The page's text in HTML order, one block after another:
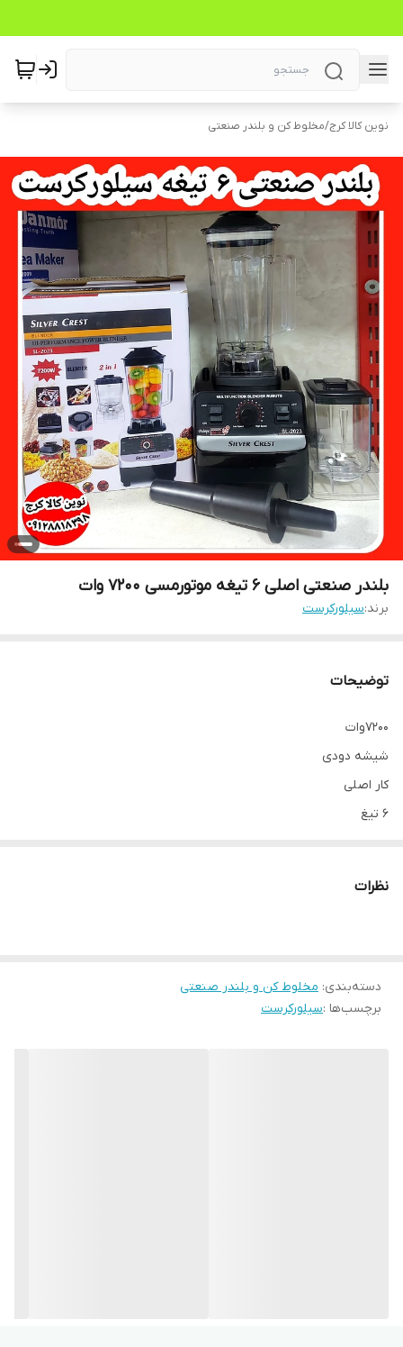
نوین کالا کرج/مخلوط کن و بلندر صنعتی
بلندر صنعتی اصلی ۶ تیغه موتورمسی ۷۲۰۰ وات
برند:سیلورکرست
توضیحات
۷۲۰۰وات
شیشه دودی
کار اصلی
۶ تیغ
نظرات
دسته‌بندی: مخلوط کن و بلندر صنعتی
برچسب‌ها :سیلورکرست